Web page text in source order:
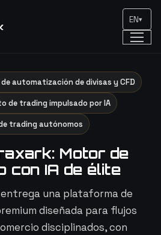
EN▾
automatización de divisas y CFD
de trading impulsado por IA
trading autónomos
Motor de
con IA de élite
una plataforma de
diseñada para flujos
disciplinados, con